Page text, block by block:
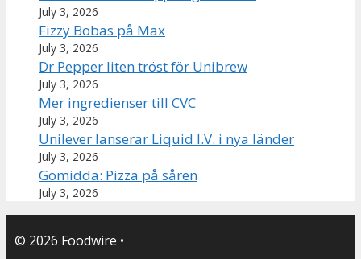
July 3, 2026
Fizzy Bobas på Max
July 3, 2026
Dr Pepper liten tröst för Unibrew
July 3, 2026
Mer ingredienser till CVC
July 3, 2026
Unilever lanserar Liquid I.V. i nya länder
July 3, 2026
Gomidda: Pizza på såren
July 3, 2026
© 2026 Foodwire •